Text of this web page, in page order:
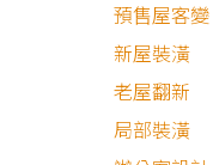
預售屋客變
新屋裝潢
老屋翻新
局部裝潢